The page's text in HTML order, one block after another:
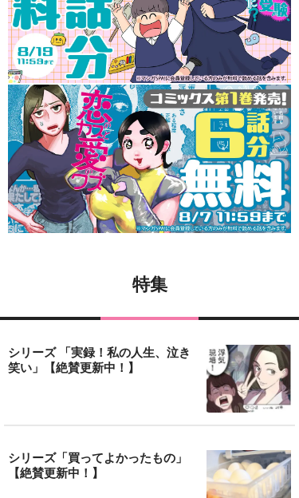
特集
シリーズ 「実録！私の人生、泣き
笑い」【絶賛更新中！】
シリーズ「買ってよかったもの」
【絶賛更新中！】